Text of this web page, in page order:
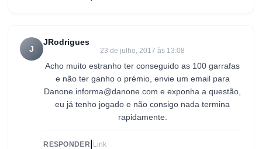
J
JRodrigues
23 de julho, 2017 às 13:08
Acho muito estranho ter conseguido as 100 garrafas
e não ter ganho o prémio, envie um email para
Danone.informa@danone.com e exponha a questão,
eu já tenho jogado e não consigo nada termina
rapidamente.
RESPONDER Link